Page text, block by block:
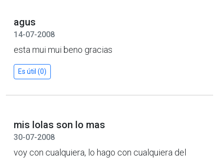
agus
14-07-2008
esta mui mui beno gracias
Es útil (0)
mis lolas son lo mas
30-07-2008
voy con cualquiera, lo hago con cualquiera del